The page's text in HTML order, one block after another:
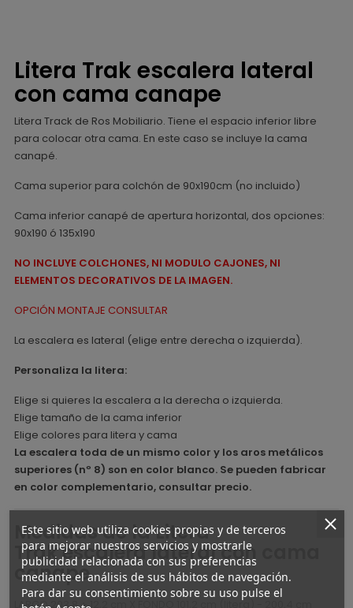
Litera Trak escalera lateral
con cama canape
Litera Track de Ros Mobiliario. Tiene el espacio inferior libre
para colocar otra cama. En este caso se incluye la cama
canapé.
Cama superior para colchón de 90x190cm (no incluido)
Cama inferior canapé de apertura horizontal, dos opciones:
90x190 ó 135x190
NO INCLUYE COLCHONES, NI MODULO CAJONES, NI
ELEMENTOS DECORATIVOS DE LA IMAGEN.
OPCIÓN MONTAJE CONSULTAR
La escalera es lateral (elige entre derecha o izquierda).
Personaliza la litera:
Elige si quieres la escalera a la derecha o izquierda.
Elige tamaño de la cama inferior
Elige colores para litera y cama
La escalera toda de un mismo color y los aros metálicos
superiores (nº 8) son en color blanco. Se pueden fabricar
en color complementario, consultar precio.
Medidas de la Litera
Trak escalera lateral con cama
canape
LARGO 203,8 + 12,2 cm X FONDO 101,2 cm (litera) - 200,4 cm
Este sitio web utiliza cookies propias y de terceros
para mejorar nuestros servicios y mostrarle
publicidad relacionada con sus preferencias
mediante el análisis de sus hábitos de navegación.
Para dar su consentimiento sobre su uso pulse el